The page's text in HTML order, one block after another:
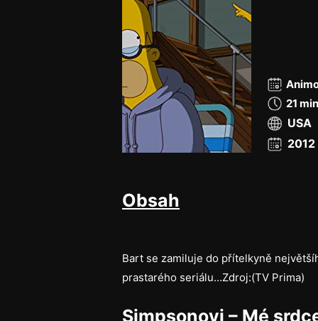
21 min
USA
2012
Obsah
Bart se zamiluje do přítelkyně
prastarého seriálu…Zdroj:(TV Prima)
Simpsonovi – Mé